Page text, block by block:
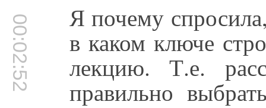
00:02:52 Я почему
в каком ключе
лекцию. Т.е.
правильно